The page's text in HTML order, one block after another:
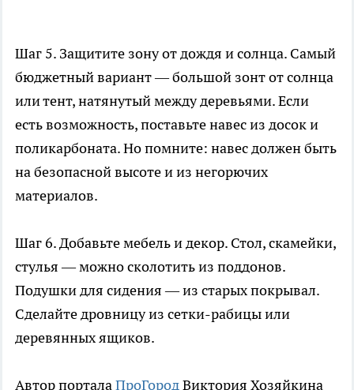
Шаг 5. Защитите зону от дождя и солнца. Самый
бюджетный вариант — большой зонт от солнца
или тент, натянутый между деревьями. Если
есть возможность, поставьте навес из досок и
поликарбоната. Но помните: навес должен быть
на безопасной высоте и из негорючих
материалов.
Шаг 6. Добавьте мебель и декор. Стол, скамейки,
стулья — можно сколотить из поддонов.
Подушки для сидения — из старых покрывал.
Сделайте дровницу из сетки-рабицы или
деревянных ящиков.
Автор порталаПроГородВиктория Хозяйкина